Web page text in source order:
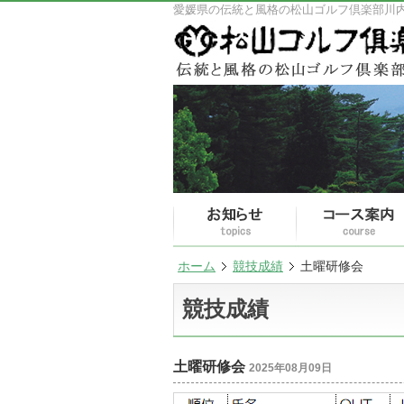
愛媛県の伝統と風格の松山ゴルフ倶楽部川
ホーム 競技成績 土曜研修会
競技成績
土曜研修会 2025年08月09日